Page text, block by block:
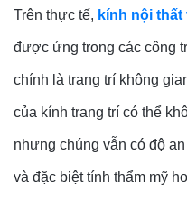
Trên thực tế, kính nội thất
được ứng trong các công
chính là trang trí không
của kính trang trí có thể
nhưng chúng vẫn có độ
và đặc biệt tính thẩm mỹ